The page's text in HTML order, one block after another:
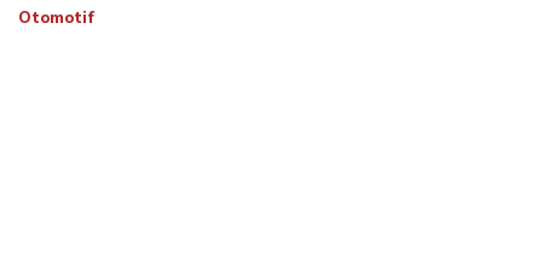
Otomotif